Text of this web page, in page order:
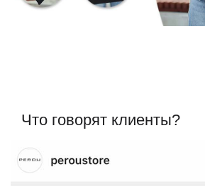
Что говорят клиенты?